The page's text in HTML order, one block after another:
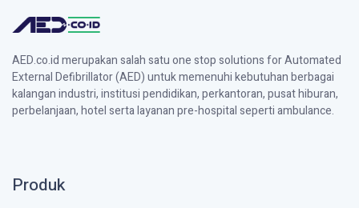
AED.co.id merupakan salah satu one stop solutions for Automated
External Defibrillator (AED) untuk memenuhi kebutuhan berbagai
kalangan industri, institusi pendidikan, perkantoran, pusat hiburan,
perbelanjaan, hotel serta layanan pre-hospital seperti ambulance.
Produk